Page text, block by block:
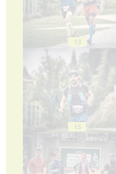
13
15